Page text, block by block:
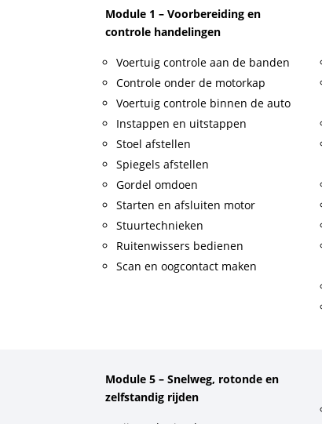
Module 1 – Voorbereiding en
controle handelingen
Voertuig controle aan de banden
Controle onder de motorkap
Voertuig controle binnen de auto
Instappen en uitstappen
Stoel afstellen
Spiegels afstellen
Gordel omdoen
Starten en afsluiten motor
Stuurtechnieken
Ruitenwissers bedienen
Scan en oogcontact maken
Module 5 – Snelweg, rotonde en
zelfstandig rijden